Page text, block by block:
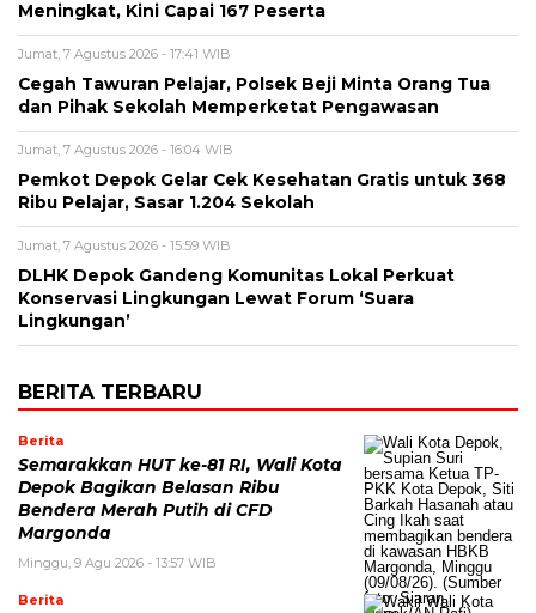
Meningkat, Kini Capai 167 Peserta
Jumat, 7 Agustus 2026 - 17:41 WIB
Cegah Tawuran Pelajar, Polsek Beji Minta Orang Tua
dan Pihak Sekolah Memperketat Pengawasan
Jumat, 7 Agustus 2026 - 16:04 WIB
Pemkot Depok Gelar Cek Kesehatan Gratis untuk 368
Ribu Pelajar, Sasar 1.204 Sekolah
Jumat, 7 Agustus 2026 - 15:59 WIB
DLHK Depok Gandeng Komunitas Lokal Perkuat
Konservasi Lingkungan Lewat Forum ‘Suara
Lingkungan’
BERITA TERBARU
Berita
Semarakkan HUT ke-81 RI, Wali Kota
Depok Bagikan Belasan Ribu
Bendera Merah Putih di CFD
Margonda
Minggu, 9 Agu 2026 - 13:57 WIB
Berita